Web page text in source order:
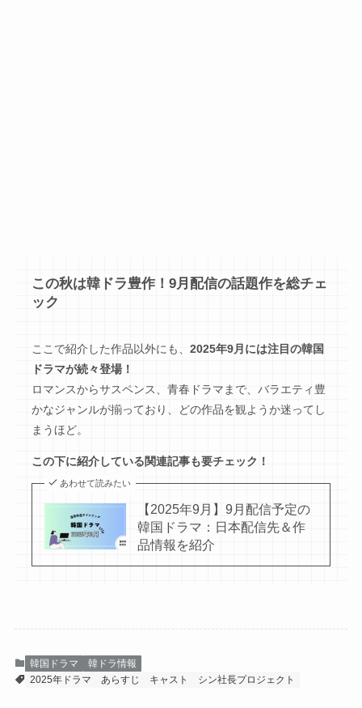
この秋は韓ドラ豊作！9月配信の話題作を総チェ
ック
ここで紹介した作品以外にも、 2025年9月には注目の韓国
ドラマが続々登場！
ロマンスからサスペンス、青春ドラマまで、バラエティ豊
かなジャンルが揃っており、どの作品を観ようか迷ってし
まうほど。
この下に紹介している関連記事も要チェック！
あわせて読みたい
【2025年9月】9月配信予定の
韓国ドラマ：日本配信先＆作
品情報を紹介
韓国ドラマ
韓ドラ情報
2025年ドラマ
あらすじ キャスト シン社長プロジェクト